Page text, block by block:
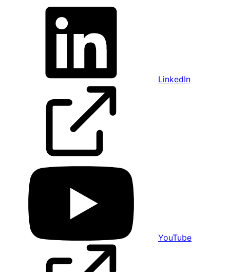
LinkedIn
YouTube